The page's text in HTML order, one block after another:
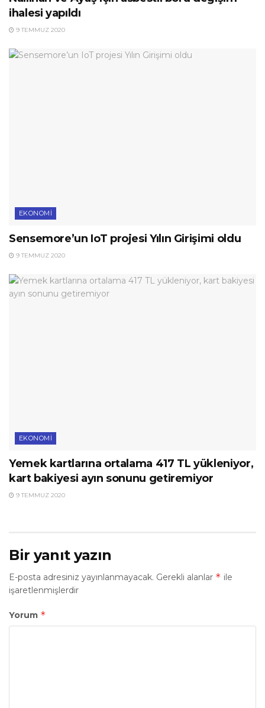
ihalesi yapıldı
9 TEMMUZ 2020
EKONOMI
Sensemore’un IoT projesi Yılın Girişimi oldu
9 TEMMUZ 2020
EKONOMI
Yemek kartlarına ortalama 417 TL yükleniyor,
kart bakiyesi ayın sonunu getiremiyor
9 TEMMUZ 2020
Bir yanıt yazın
E-posta adresiniz yayınlanmayacak. Gerekli alanlar * ile
işaretlenmişlerdir
Yorum *